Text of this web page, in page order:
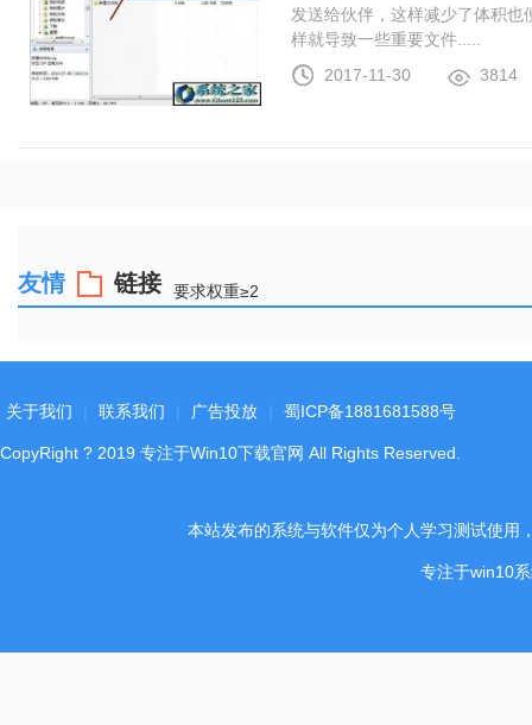
发送给伙伴，这样减少了体积
样就导致一些重要文件.....
2017-11-30
3814
友情 链接 要求权重≥2
关于我们 联系我们 广告投放 蜀ICP备1881681588号
CopyRight ? 2019 专注于Win10下载官网 All Rights Reserved.
本站发布的系统与软件仅为个人学习测试使用
专注于win10